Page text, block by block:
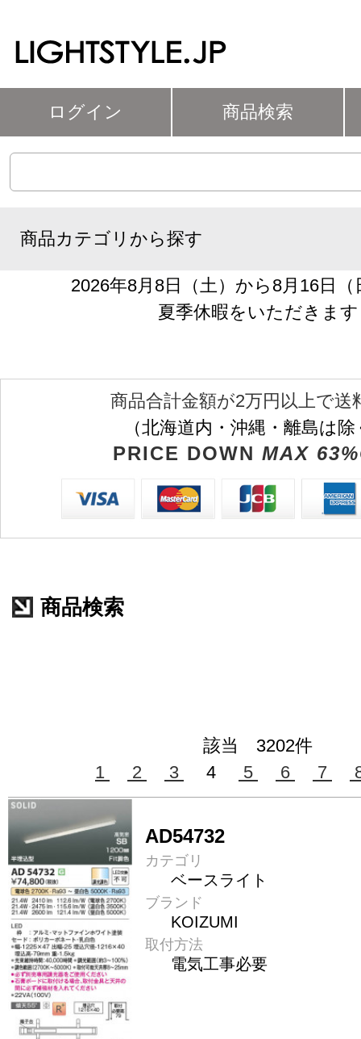
ログイン 商品検索
商品カテゴリから探す
2026年8月8日（土）から8月16日
夏季休暇をいただきます
商品合計金額が2万円以上で送
（北海道内・沖縄・離島は
PRICE DOWN MAX
商品検索
該当 3202件
1
2 3 4 5 6 7
AD54732
カテゴリ
ベースライト
ブランド
KOIZUMI
取付方法
電気工事必要